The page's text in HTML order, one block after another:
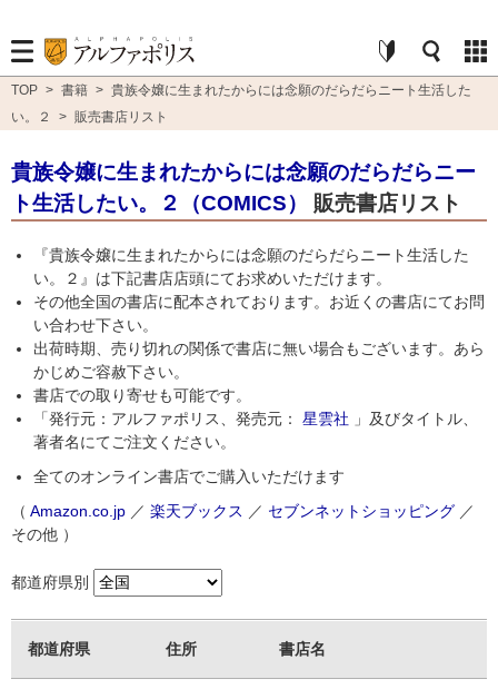
TOP > 書籍 > 貴族令嬢に生まれたからには念願のだらだらニート生活した
い。２
> 販売書店リスト
貴族令嬢に生まれたからには念願のだらだらニー
ト生活したい。２（COMICS）
販売書店リスト
『貴族令嬢に生まれたからには念願のだらだらニート生活した
い。２』は下記書店店頭にてお求めいただけます。
その他全国の書店に配本されております。お近くの書店にてお問
い合わせ下さい。
出荷時期、売り切れの関係で書店に無い場合もございます。あら
かじめご容赦下さい。
書店での取り寄せも可能です。
「発行元：アルファポリス、発売元： 星雲社 」及びタイトル、
著者名にてご注文ください。
全てのオンライン書店でご購入いただけます
（ Amazon.co.jp ／ 楽天ブックス ／ セブンネットショッピング ／
その他 ）
都道府県別
都道府県 住所 書店名